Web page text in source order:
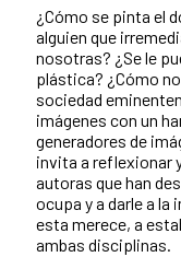
¿Cómo se pinta el
alguien que
nosotras? ¿Se le
plástica? ¿Cómo
sociedad
imágenes con un
generadores de
invita a reflexionar
autoras que han
ocupa y a darle a la
esta merece, a
ambas disciplinas.